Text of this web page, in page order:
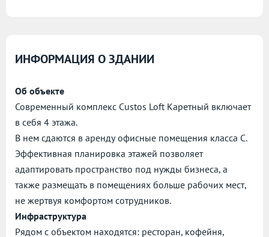
ИНФОРМАЦИЯ О ЗДАНИИ
Об объекте
Современный комплекс Custos Loft Каретный включает
в себя 4 этажа.
В нем сдаются в аренду офисные помещения класса C.
Эффективная планировка этажей позволяет
адаптировать пространство под нужды бизнеса, а
также размещать в помещениях больше рабочих мест,
не жертвуя комфортом сотрудников.
Инфраструктура
Рядом с объектом находятся: ресторан, кофейня,